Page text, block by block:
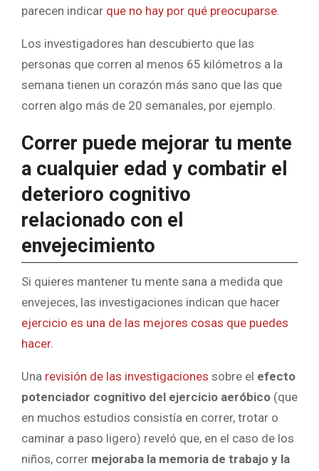
parecen indicar que no hay por qué preocuparse.
Los investigadores han descubierto que las
personas que corren al menos 65 kilómetros a la
semana tienen un corazón más sano que las que
corren algo más de 20 semanales, por ejemplo.
Correr puede mejorar tu mente
a cualquier edad y combatir el
deterioro cognitivo
relacionado con el
envejecimiento
Si quieres mantener tu mente sana a medida que
envejeces, las investigaciones indican que hacer
ejercicio es una de las mejores cosas que puedes
hacer.
Una revisión de las investigaciones sobre el efecto
potenciador cognitivo del ejercicio aeróbico (que
en muchos estudios consistía en correr, trotar o
caminar a paso ligero) reveló que, en el caso de los
niños, correr mejoraba la memoria de trabajo y la